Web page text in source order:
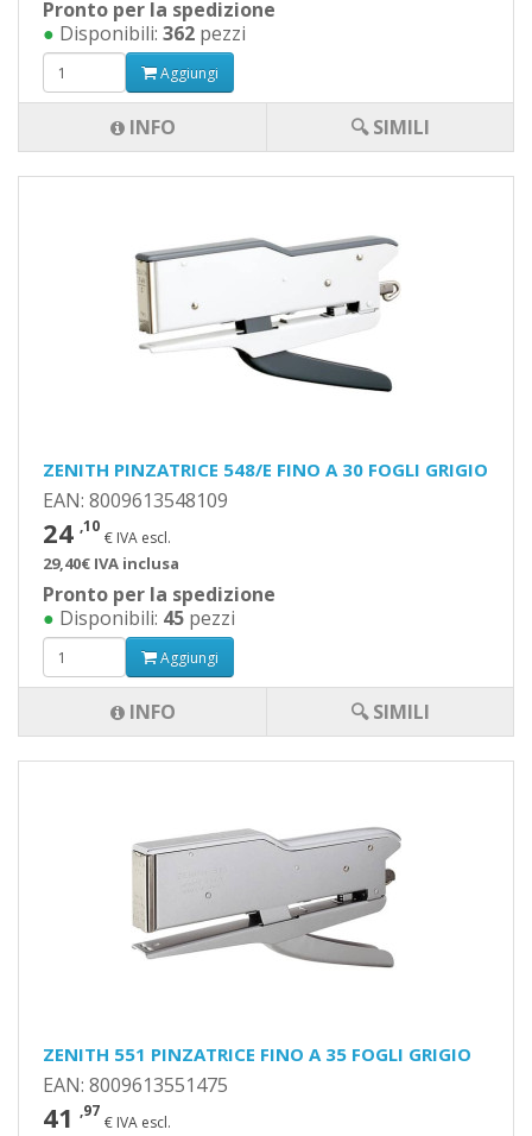
Pronto per la spedizione
● Disponibili: 362 pezzi
Aggiungi
INFO 🔍 SIMILI
ZENITH PINZATRICE 548/E FINO A 30 FOGLI GRIGIO
EAN: 8009613548109
24 ,10
€ IVA escl.
29,40€ IVA inclusa
Pronto per la spedizione
● Disponibili: 45 pezzi
Aggiungi
INFO 🔍 SIMILI
ZENITH 551 PINZATRICE FINO A 35 FOGLI GRIGIO
EAN: 8009613551475
41 ,97
€ IVA escl.